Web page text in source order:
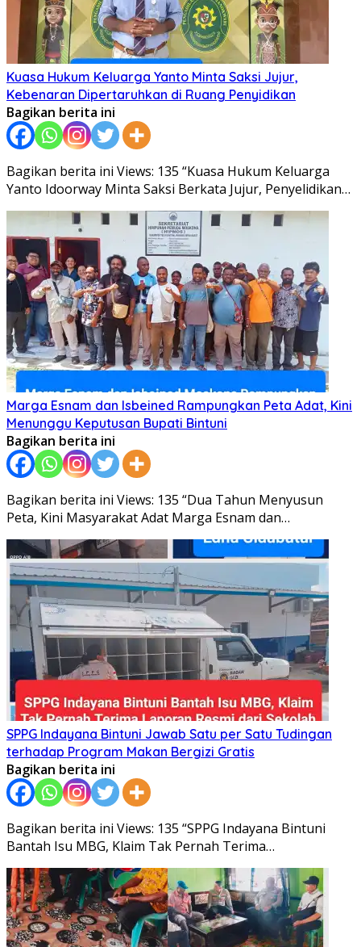
Kuasa Hukum Keluarga Yanto Minta Saksi Jujur,
Kebenaran Dipertaruhkan di Ruang Penyidikan
Bagikan berita ini
Bagikan berita ini Views: 135 “Kuasa Hukum Keluarga
Yanto Idoorway Minta Saksi Berkata Jujur, Penyelidikan…
Marga Esnam dan Isbeined Rampungkan Peta Adat, Kini
Menunggu Keputusan Bupati Bintuni
Bagikan berita ini
Bagikan berita ini Views: 135 “Dua Tahun Menyusun
Peta, Kini Masyarakat Adat Marga Esnam dan…
SPPG Indayana Bintuni Jawab Satu per Satu Tudingan
terhadap Program Makan Bergizi Gratis
Bagikan berita ini
Bagikan berita ini Views: 135 “SPPG Indayana Bintuni
Bantah Isu MBG, Klaim Tak Pernah Terima…